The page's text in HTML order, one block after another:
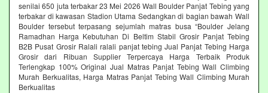
senilai 650 juta terbakar 23 Mei 2026 Wall Boulder Panjat Tebing yang
terbakar di kawasan Stadion Utama Sedangkan di bagian bawah Wall
Boulder tersebut terpasang sejumlah matras busa “Boulder Jelang
Ramadhan Harga Kebutuhan Di Beltim Stabil Grosir Panjat Tebing
B2B Pusat Grosir Ralali‎ ralali panjat tebing‎ Jual Panjat Tebing Harga
Grosir dari Ribuan Supplier Terpercaya Harga Terbaik Produk
Terlengkap 100% Original Jual Matras Panjat Tebing Wall Climbing
Murah Berkualitas, Harga Matras Panjat Tebing Wall Climbing Murah
Berkualitas